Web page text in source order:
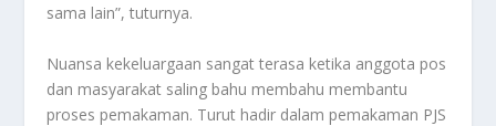
sama lain”, tuturnya.
Nuansa kekeluargaan sangat terasa ketika anggota pos
dan masyarakat saling bahu membahu membantu
proses pemakaman. Turut hadir dalam pemakaman PJS